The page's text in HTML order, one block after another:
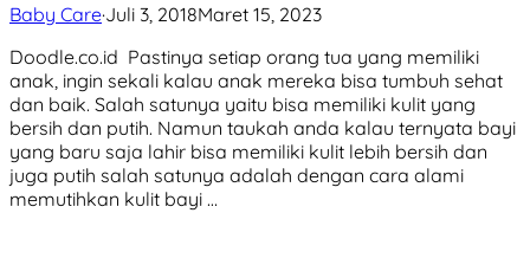
Baby Care·Juli 3, 2018Maret 15, 2023
Doodle.co.id Pastinya setiap orang tua yang memiliki
anak, ingin sekali kalau anak mereka bisa tumbuh sehat
dan baik. Salah satunya yaitu bisa memiliki kulit yang
bersih dan putih. Namun taukah anda kalau ternyata bayi
yang baru saja lahir bisa memiliki kulit lebih bersih dan
juga putih salah satunya adalah dengan cara alami
memutihkan kulit bayi …